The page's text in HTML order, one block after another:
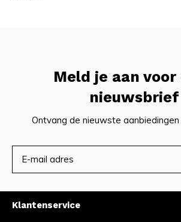
Meld je aan voor
nieuwsbrief
Ontvang de nieuwste
Klantenservice